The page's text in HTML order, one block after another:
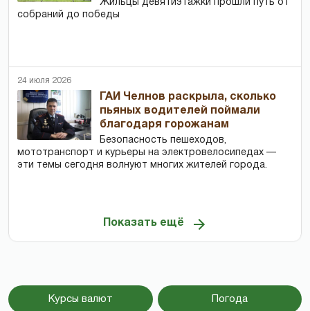
Жильцы девятиэтажки прошли путь от
собраний до победы
24 июля 2026
ГАИ Челнов раскрыла, сколько
пьяных водителей поймали
благодаря горожанам
Безопасность пешеходов,
мототранспорт и курьеры на электровелосипедах —
эти темы сегодня волнуют многих жителей города.
Показать ещё
Курсы валют Погода